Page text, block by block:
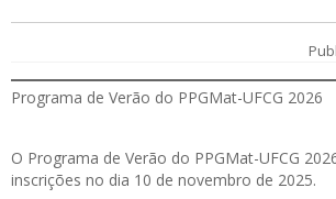
Programa de Verão do PPGMat-UFCG 2026
O Programa de Verão do PPGMat-UFCG
inscrições no dia 10 de novembro de 2025.